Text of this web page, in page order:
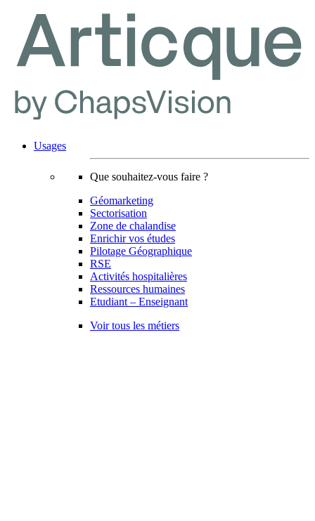
Usages
Que souhaitez-vous faire ?
Géomarketing
Sectorisation
Zone de chalandise
Enrichir vos études
Pilotage Géographique
RSE
Activités hospitalières
Ressources humaines
Etudiant – Enseignant
Voir tous les métiers